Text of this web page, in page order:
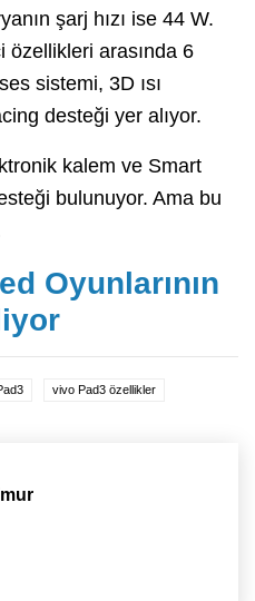
şarj hızı ise 44 W.
özellikleri arasında 6
sistemi, 3D ısı
desteği yer alıyor.
kalem ve Smart
bulunuyor. Ama bu
Oyunlarının
vivo Pad3 özellikler